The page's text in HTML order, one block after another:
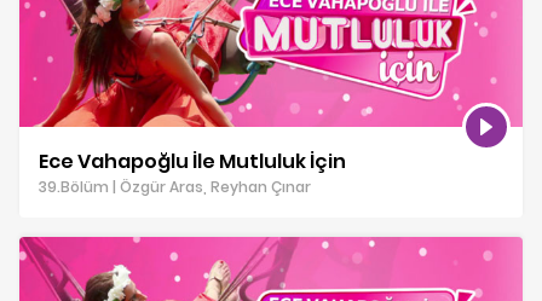
Ece Vahapoğlu İle Mutluluk İçin
39.Bölüm | Özgür Aras, Reyhan Çınar